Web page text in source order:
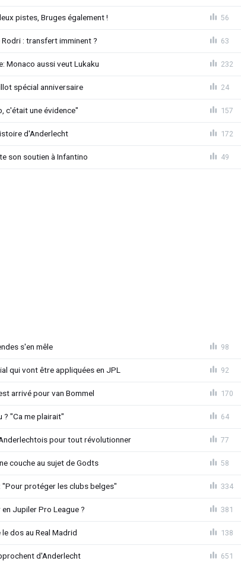
pistes, Bruges également ! 56
: transfert imminent ? 63
Monaco aussi veut Lukaku 232
spécial anniversaire 24
c'était une évidence" 157
d'Anderlecht 172
son soutien à Infantino 49
s'en mêle 98
qui vont être appliquées en JPL 92
arrivé pour van Bommel 170
? "Ca me plairait" 64
pour tout révolutionner 77
couche au sujet de Godts 58
protéger les clubs belges" 334
Jupiler Pro League ? 381
dos au Real Madrid 138
d'Anderlecht 651